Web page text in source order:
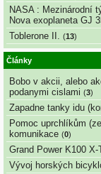
NASA : Mezinárodní
Nova exoplaneta GJ
Toblerone II. (13)
Články
Bobo v akcii, alebo
podanymi cislami (3)
Zapadne tanky idu
Pomoc uprchlíkům
komunikace (0)
Grand Power K100 X-
Vývoj horských